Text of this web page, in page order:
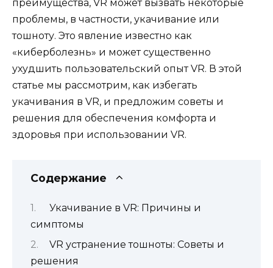
преимущества, VR может вызвать некоторые
проблемы, в частности, укачивание или
тошноту. Это явление известно как
«киберболезнь» и может существенно
ухудшить пользовательский опыт VR. В этой
статье мы рассмотрим, как избегать
укачивания в VR, и предложим советы и
решения для обеспечения комфорта и
здоровья при использовании VR.
Содержание
Укачивание в VR: Причины и
симптомы
VR устранение тошноты: Советы и
решения